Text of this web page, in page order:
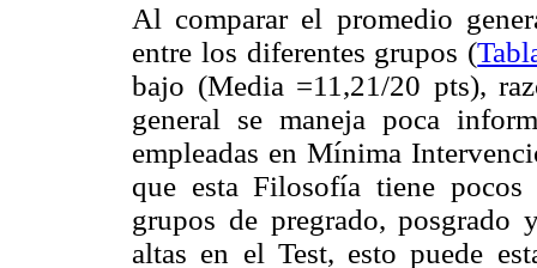
Al comparar el promedio
entre los diferentes grupos (
bajo (Media =11,21/20 pts),
general se maneja poca
empleadas en Mínima
que esta Filosofía tiene
grupos de pregrado, posgrado
altas en el Test, esto puede